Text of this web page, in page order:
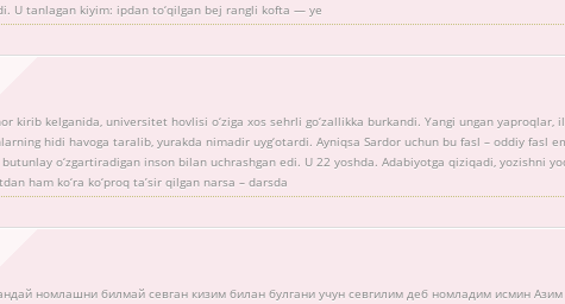
U tanlagan kiyim: ipdan to‘qilgan bej rangli kofta — ye
kirib kelganida, universitet hovlisi o‘ziga xos sehrli go‘zallikka burkandi. Yangi ungan yaproqlar,
hidi havoga taralib, yurakda nimadir uyg‘otardi. Ayniqsa Sardor uchun bu fasl – oddiy fasl
o‘zgartiradigan inson bilan uchrashgan edi. U 22 yoshda. Adabiyotga qiziqadi, yozishni
ham ko‘ra ko‘proq ta’sir qilgan narsa – darsda
номлашни билмай севган кизим билан булгани учун севгилим деб номладим исмин